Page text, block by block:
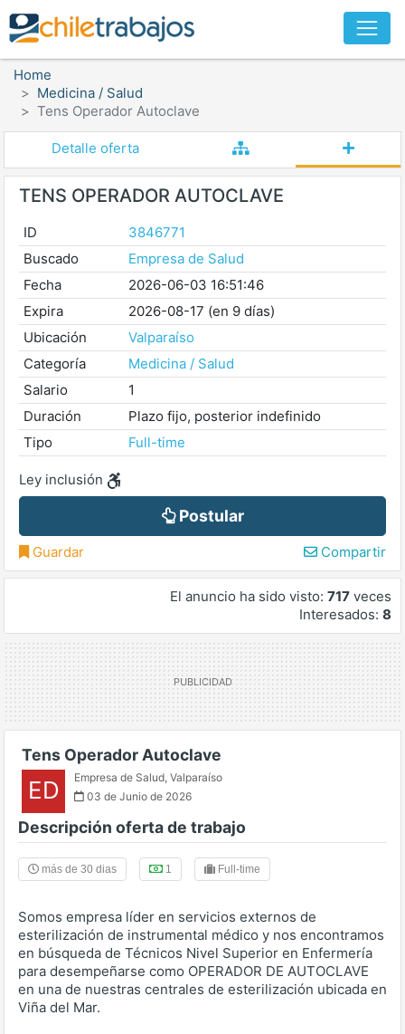
Home
Medicina / Salud
Tens Operador Autoclave
Detalle oferta
TENS OPERADOR AUTOCLAVE
ID
3846771
Buscado
Empresa de Salud
Fecha
2026-06-03 16:51:46
Expira
2026-08-17 (en 9 días)
Ubicación
Valparaíso
Categoría
Medicina / Salud
Salario
1
Duración
Plazo fijo, posterior indefinido
Tipo
Full-time
Ley inclusión
Postular
Guardar Compartir
El anuncio ha sido visto: 717 veces
Interesados: 8
Tens Operador Autoclave
ED Empresa de Salud, Valparaíso
03 de Junio de 2026
Descripción oferta de trabajo
más de 30 dias 1 Full-time
Somos empresa líder en servicios externos de
esterilización de instrumental médico y nos encontramos
en búsqueda de Técnicos Nivel Superior en Enfermería
para desempeñarse como OPERADOR DE AUTOCLAVE
en una de nuestras centrales de esterilización ubicada en
Viña del Mar.